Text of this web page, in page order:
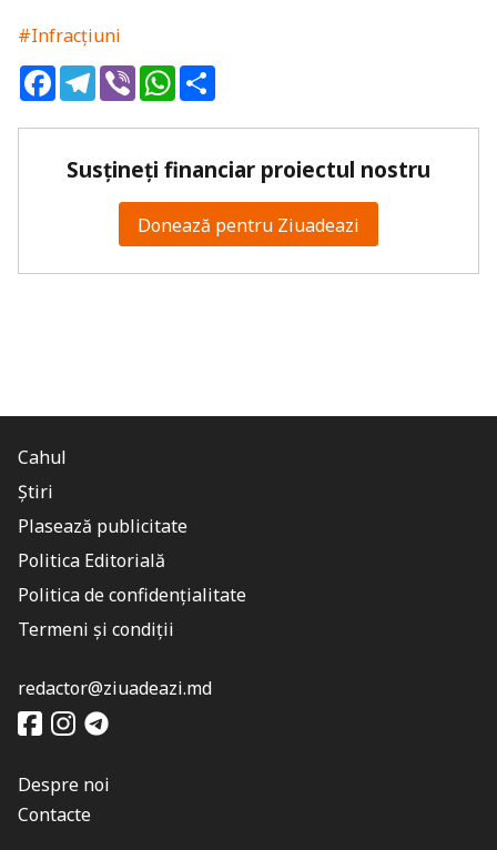
#Infracțiuni
FacebookTelegram
ViberWhatsApp
Susțineți financiar proiectul nostru
Donează pentru Ziuadeazi
Cahul
Știri
Plasează publicitate
Politica Editorială
Politica de confidențialitate
Termeni și condiții
redactor@ziuadeazi.md
Despre noi
Contacte